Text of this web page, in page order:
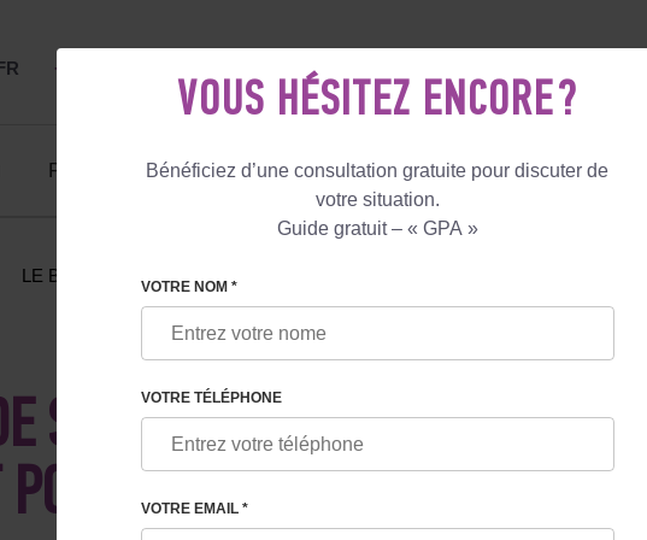
+33 805 081 801 +447587761507
Prix Avis Le blog Programmes
LE BLOG LA MATERNITÉ DE SUBSTITUTION EN GRÈCE : LE
SUBSTITUTION EN GRÈCE : LE
POUR 2026
VOUS HÉSITEZ ENCORE ?
Bénéficiez d’une consultation gratuite pour discuter de
votre situation.
Guide gratuit – « GPA »
VOTRE NOM *
VOTRE TÉLÉPHONE
VOTRE EMAIL *